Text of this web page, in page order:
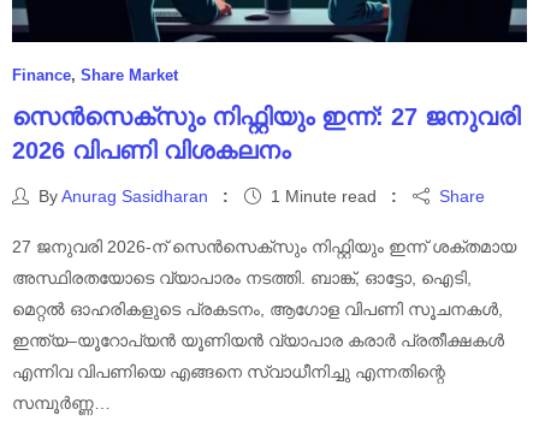
Finance, Share Market
സെൻസെക്സും നിഫ്റ്റിയും ഇന്ന്: 27 ജനുവരി
2026 വിപണി വിശകലനം
ByAnurag Sasidharan 1 Minute read Share
27 ജനുവരി 2026-ന് സെൻസെക്സും നിഫ്റ്റിയും ഇന്ന് ശക്തമായ
അസ്ഥിരതയോടെ വ്യാപാരം നടത്തി. ബാങ്ക്, ഓട്ടോ, ഐടി,
മെറ്റൽ ഓഹരികളുടെ പ്രകടനം, ആഗോള വിപണി സൂചനകൾ,
ഇന്ത്യ–യൂറോപ്യൻ യൂണിയൻ വ്യാപാര കരാർ പ്രതീക്ഷകൾ
എന്നിവ വിപണിയെ എങ്ങനെ സ്വാധീനിച്ചു എന്നതിന്റെ
സമ്പൂർണ്ണ…